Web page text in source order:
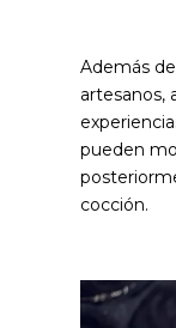
Además
artesanos,
pueden
cocción.